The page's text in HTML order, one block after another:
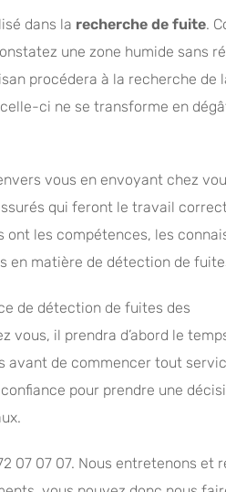
dans la recherche de fuite.
une zone humide sans
procédera à la recherche de
ci ne se transforme en
vous en envoyant chez
qui feront le travail
ont les compétences, les
en matière de détection de
de détection de fuites des
vous, il prendra d’abord le
avant de commencer tout
pour prendre une
07 07 07. Nous entretenons et